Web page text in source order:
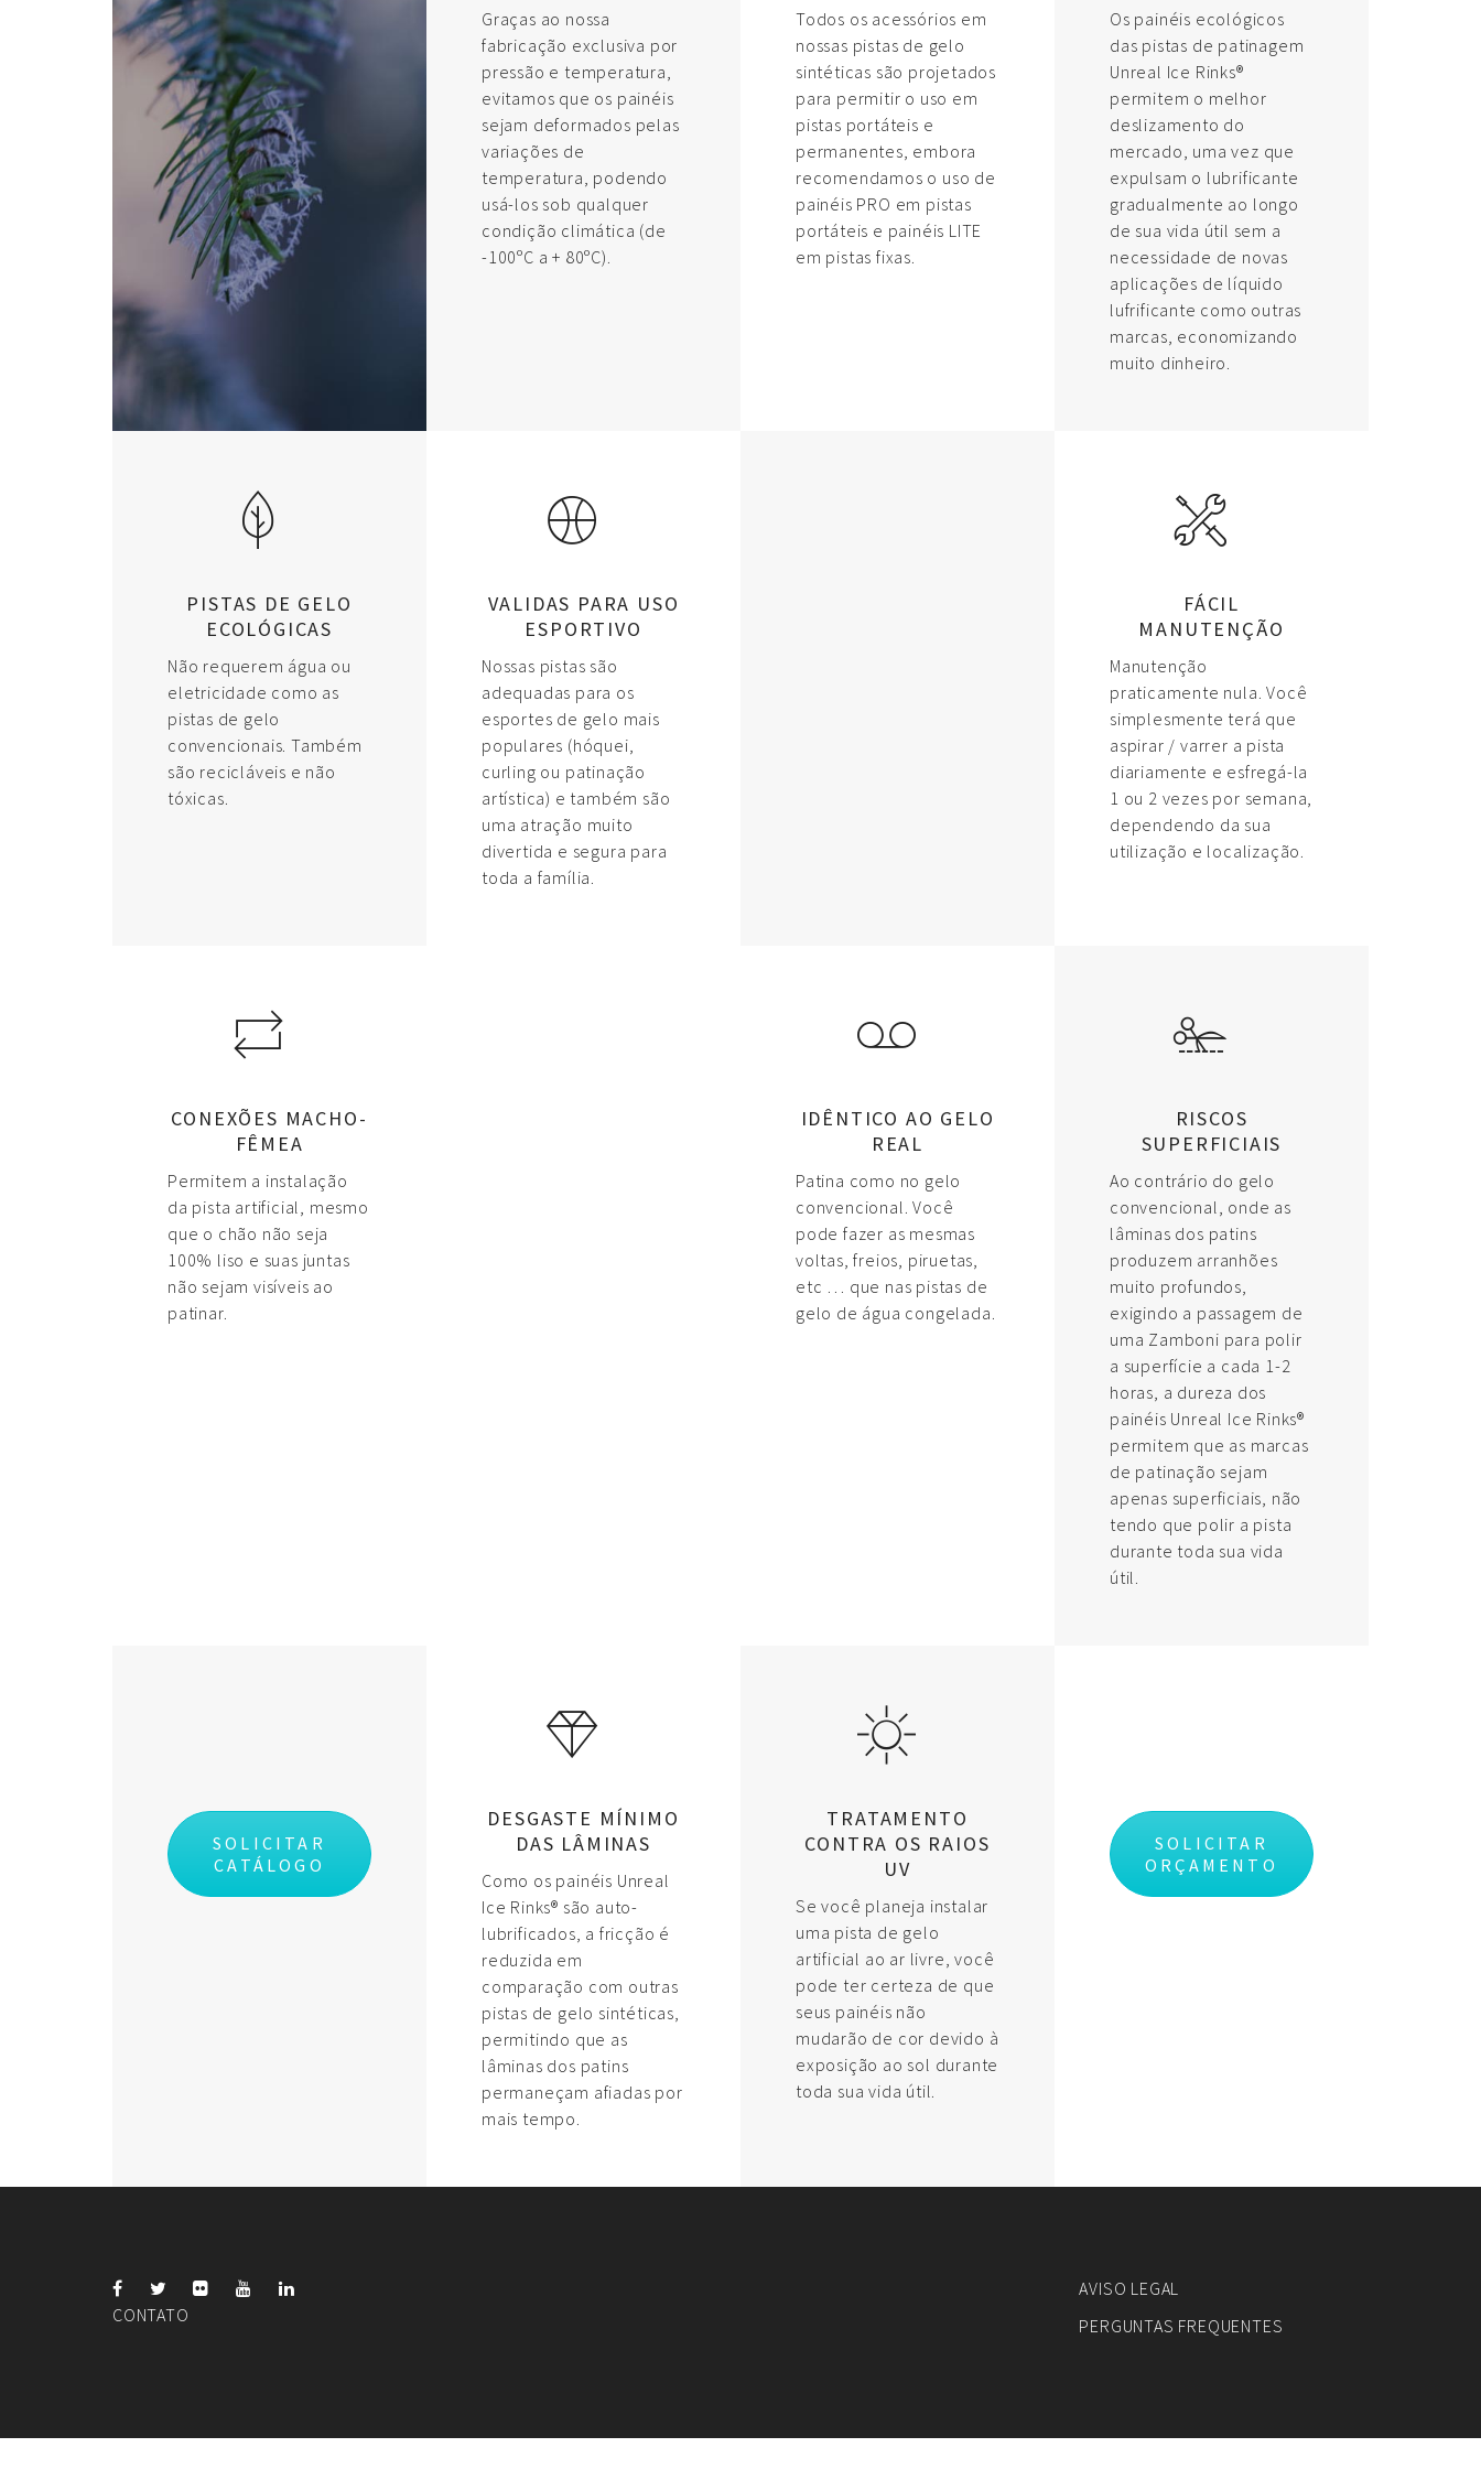
Graças ao nossa
fabricação exclusiva por
pressão e temperatura,
evitamos que os painéis
sejam deformados pelas
variações de
temperatura, podendo
usá-los sob qualquer
condição climática (de
-100ºC a + 80ºC).
Todos os acessórios em
nossas pistas de gelo
sintéticas são projetados
para permitir o uso em
pistas portáteis e
permanentes, embora
recomendamos o uso de
painéis PRO em pistas
portáteis e painéis LITE
em pistas fixas.
Os painéis ecológicos
das pistas de patinagem
Unreal Ice Rinks®
permitem o melhor
deslizamento do
mercado, uma vez que
expulsam o lubrificante
gradualmente ao longo
de sua vida útil sem a
necessidade de novas
aplicações de líquido
lufrificante como outras
marcas, economizando
muito dinheiro.
PISTAS DE GELO
ECOLÓGICAS
Não requerem água ou
eletricidade como as
pistas de gelo
convencionais. Também
são recicláveis e não
tóxicas.
VALIDAS PARA USO
ESPORTIVO
Nossas pistas são
adequadas para os
esportes de gelo mais
populares (hóquei,
curling ou patinação
artística) e também são
uma atração muito
divertida e segura para
toda a família.
FÁCIL
MANUTENÇÃO
Manutenção
praticamente nula. Você
simplesmente terá que
aspirar / varrer a pista
diariamente e esfregá-la
1 ou 2 vezes por semana,
dependendo da sua
utilização e localização.
CONEXÕES MACHO-
FÊMEA
Permitem a instalação
da pista artificial, mesmo
que o chão não seja
100% liso e suas juntas
não sejam visíveis ao
patinar.
IDÊNTICO AO GELO
REAL
Patina como no gelo
convencional. Você
pode fazer as mesmas
voltas, freios, piruetas,
etc … que nas pistas de
gelo de água congelada.
RISCOS
SUPERFICIAIS
Ao contrário do gelo
convencional, onde as
lâminas dos patins
produzem arranhões
muito profundos,
exigindo a passagem de
uma Zamboni para polir
a superfície a cada 1-2
horas, a dureza dos
painéis Unreal Ice Rinks®
permitem que as marcas
de patinação sejam
apenas superficiais, não
tendo que polir a pista
durante toda sua vida
útil.
SOLICITAR
CATÁLOGO
DESGASTE MÍNIMO
DAS LÂMINAS
Como os painéis Unreal
Ice Rinks® são auto-
lubrificados, a fricção é
reduzida em
comparação com outras
pistas de gelo sintéticas,
permitindo que as
lâminas dos patins
permaneçam afiadas por
mais tempo.
TRATAMENTO
CONTRA OS RAIOS
UV
Se você planeja instalar
uma pista de gelo
artificial ao ar livre, você
pode ter certeza de que
seus painéis não
mudarão de cor devido à
exposição ao sol durante
toda sua vida útil.
SOLICITAR
ORÇAMENTO
CONTATO
AVISO LEGAL
PERGUNTAS FREQUENTES